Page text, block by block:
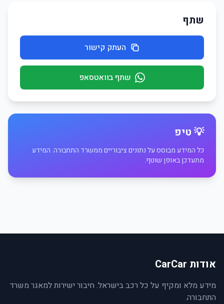
שתף
העתק קישור
שתף בוואטסאפ
💡 טיפ
כל המידע מבוסס על נתונים ציבוריים ממשרד התחבורה. המידע
מתעדכן באופן שוטף.
אודות CarCar
מידע מלא ומקיף על כל רכב בישראל. חיבור ישירות למאגר משרד
התחבורה.